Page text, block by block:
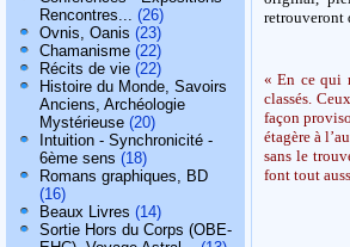
Rencontres... (26)
Ovnis, Oanis (23)
Chamanisme (22)
Récits de vie (22)
Histoire du Monde, Savoirs
Anciens, Archéologie
Mystérieuse (20)
Intuition - Synchronicité -
6ème sens (18)
Romans graphiques, BD
(16)
Beaux Livres (14)
Sortie Hors du Corps (OBE-
retrouveront
« En ce qui
classés.
façon
étagère à
sans le
font tout